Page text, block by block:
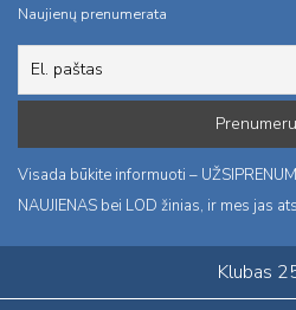
Naujienų prenumerata
Visada būkite informuoti –
NAUJIENAS bei LOD žinias, ir mes jas
Klubas